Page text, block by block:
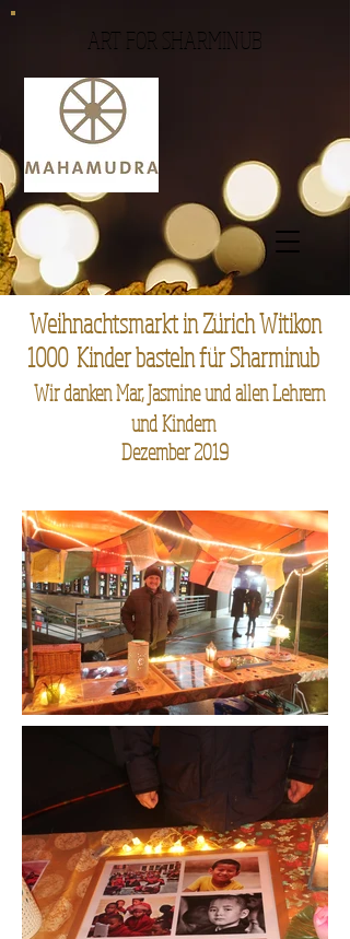
ART FOR SHARMINUB
Weihnachtsmarkt in Zürich Witikon
1000 Kinder basteln für Sharminub
Wir danken Mar, Jasmine und allen Lehrern
und Kindern
Dezember2019​